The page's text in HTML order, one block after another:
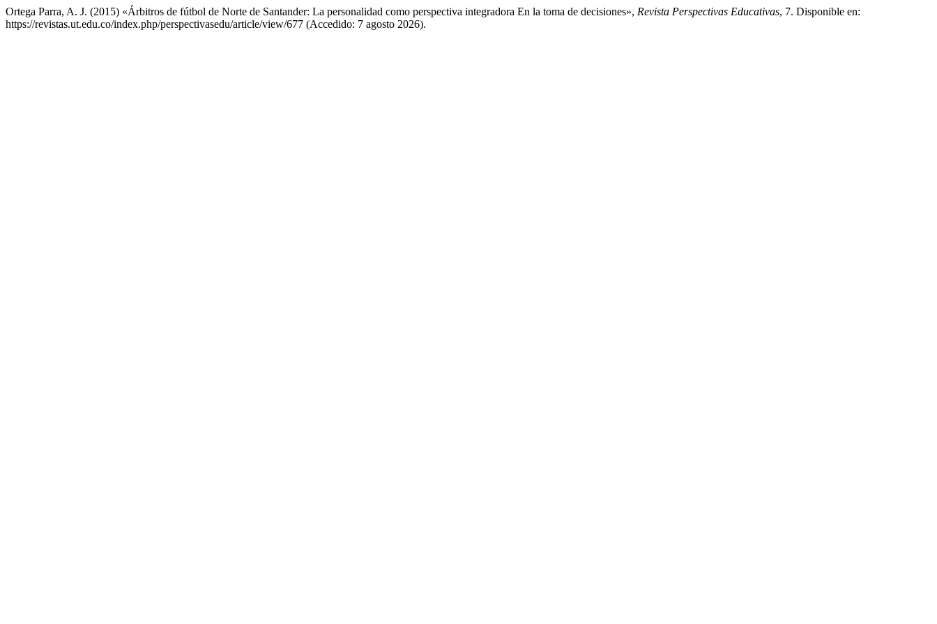
Ortega Parra, A. J. (2015) «Árbitros de fútbol de Norte de Santander: La personalidad como perspectiva integradora En la toma de decisiones», Revista Perspectivas Educativas, 7. Disponible en:
https://revistas.ut.edu.co/index.php/perspectivasedu/article/view/677 (Accedido: 7 agosto 2026).